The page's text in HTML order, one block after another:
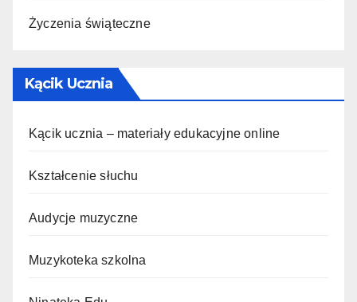
Życzenia świąteczne
Kącik Ucznia
Kącik ucznia – materiały edukacyjne online
Kształcenie słuchu
Audycje muzyczne
Muzykoteka szkolna